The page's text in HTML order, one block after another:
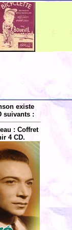
existe
suivants :
: Coffret
4 CD.